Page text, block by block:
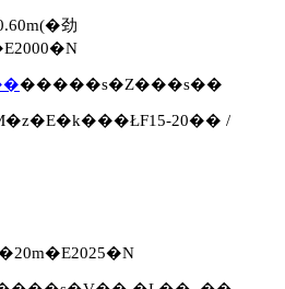
劲
�����s�Z���s��
20�� /